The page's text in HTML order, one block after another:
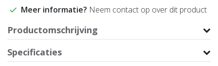
Meer informatie? Neem contact op over dit product
Productomschrijving
Specificaties